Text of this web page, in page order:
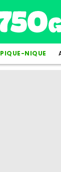
PIQUE-NIQUE